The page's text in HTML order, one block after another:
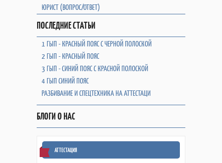
ЮРИСТ (ВОПРОС/ОТВЕТ)
ПОСЛЕДНИЕ СТАТЬИ
1 ГЫП - КРАСНЫЙ ПОЯС С ЧЕРНОЙ ПОЛОСКОЙ
2 ГЫП - КРАСНЫЙ ПОЯС
3 ГЫП - СИНИЙ ПОЯС С КРАСНОЙ ПОЛОСКОЙ
4 ГЫП СИНИЙ ПОЯС
РАЗБИВАНИЕ И СПЕЦТЕХНИКА НА АТТЕСТАЦИ
БЛОГИ О НАС
АТТЕСТАЦИЯ